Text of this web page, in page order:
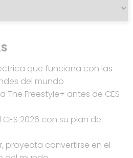
que funciona con las
del mundo
The Freestyle+ antes de CES
2026 con su plan de
proyecta convertirse en el